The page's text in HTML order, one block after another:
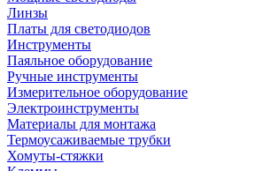
Линзы
Платы для светодиодов
Инструменты
Паяльное оборудование
Ручные инструменты
Измерительное оборудование
Электроинструменты
Материалы для монтажа
Термоусаживаемые трубки
Хомуты-стяжки